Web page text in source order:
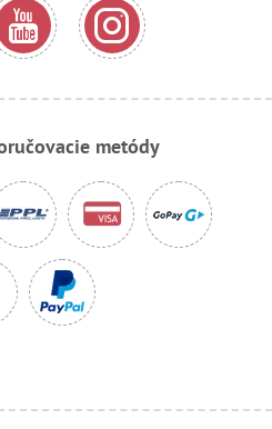
metódy